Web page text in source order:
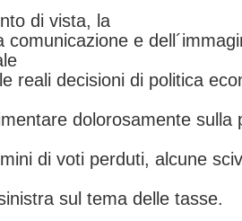
di vista, la
comunicazione e
reali decisioni di politica
dolorosamente sulla
di voti perduti, alcune
sul tema delle tasse.